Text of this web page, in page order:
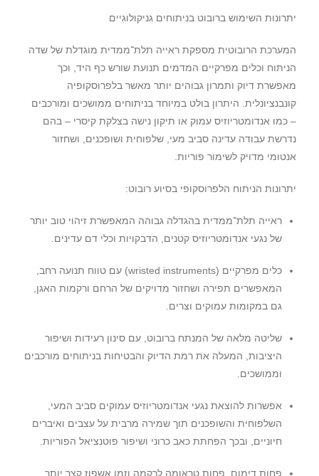
יתרונות השימוש ברובוט בניתוחים גניקולוגיים
המערכת הרובוטית מספקת ראייה תלת־ממדית מוגדלת של שדה
הניתוח וכלים מפרקיים המדמים תנועת שורש כף היד וכך
מאפשרת דיוק ותמרון גבוהים יותר מאשר בלפרוסקופיה
קונבנציונלית היתרון בולט במיוחד בניתוחים ממושכים ומורכבים
– כמו אנדומטריוזיס עמוק או תיקון נישה בצלקת קיסרי – בהם
נדרשת עבודה עדינה סביב מעי ,שלפוחית ושופכנים
ושחזור
אנטומי מדויק לשימור פוריות
יתרונות הניתוח הלפרוסקופי בסיוע רובוט:
ראייה תלת־ממדית בהגדלה גבוהה המאפשרת זיהוי טוב יותר
של נגעי אנדומטריוזיס קטנים
הדבקויות וכלי דם עדינים
כלים מפרקיים (wristed instruments) עם טווח תנועה רחב
המאפשרים תפירה ושחזור מדויקים של הרחם ורקמות האגן
גם במקומות עמוקים וצרים
שליטה מלאה של המנתח ברובוט ,עם סינון רעידות ושיפור
היציבות המעלה את רמת הדיוק והבטיחות בניתוחים מורכבים
וממושכים
אפשרות להוצאת נגעי אנדומטריוזיס עמוקים סביב המעי
השלפוחית והשופכנים תוך שמירה מרבית על עצבים ואיברים
חיוניים
ובכך הפחתת כאב כרוני ושיפור פוטנציאל הפוריות
פחות דימום פחות טראומה לרקמה וזמן אשפוז קצר יותר